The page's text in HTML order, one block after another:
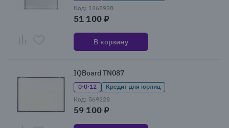
Код: 1265928
51 100 ₽
В корзину
IQBoard TN087
0·0·12
Кредит для юрлиц
Код: 569228
59 100 ₽